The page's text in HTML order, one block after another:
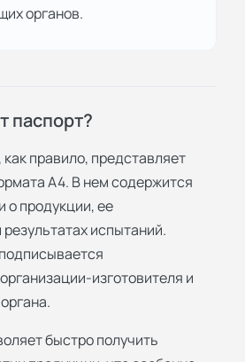
органов.
паспорт?
правило, представляет
А4. В нем содержится
о продукции, ее
испытаний.
изготовителя и
быстро получить